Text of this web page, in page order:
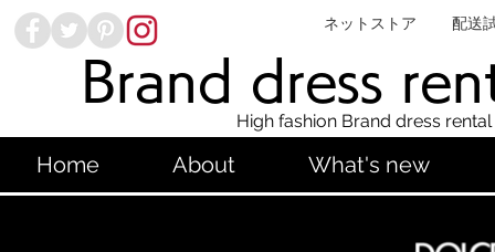
ネットストア 配送
Brand dress
High fashion Brand dress
Home About What's new